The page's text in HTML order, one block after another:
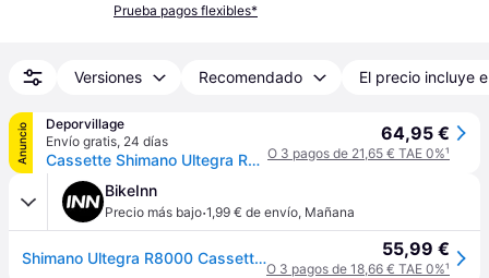
Prueba pagos flexibles*
Versiones Recomendado El precio incluye
Anuncio
Deporvillage
Envío gratis, 24 días
Cassette Shimano Ultegra R8000 11 velocidades LC - 14-28 - Grey
64,95 €
O 3 pagos de 21,65 € TAE 0%¹
BikeInn
Precio más bajo·1,99 € de envío, Mañana
Shimano Ultegra R8000 Cassette Plateado 11s / 14-28t 55,99 €
O 3 pagos de 18,66 € TAE 0%¹